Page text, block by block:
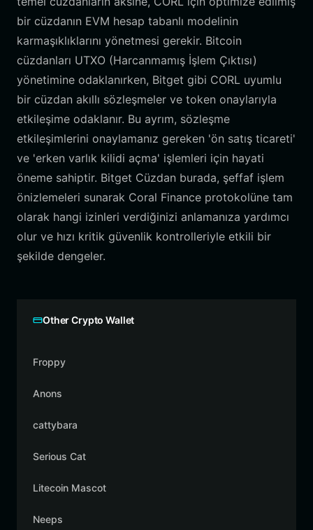
bir cüzdanın EVM hesap tabanlı modelinin
karmaşıklıklarını yönetmesi gerekir. Bitcoin
cüzdanları UTXO (Harcanmamış İşlem Çıktısı)
yönetimine odaklanırken, Bitget gibi CORL uyumlu
bir cüzdan akıllı sözleşmeler ve token onaylarıyla
etkileşime odaklanır. Bu ayrım, sözleşme
etkileşimlerini onaylamanız gereken 'ön satış ticareti'
ve 'erken varlık kilidi açma' işlemleri için hayati
öneme sahiptir. Bitget Cüzdan burada, şeffaf işlem
önizlemeleri sunarak Coral Finance protokolüne tam
olarak hangi izinleri verdiğinizi anlamanıza yardımcı
olur ve hızı kritik güvenlik kontrolleriyle etkili bir
şekilde dengeler.
Other Crypto Wallet
Froppy
Anons
cattybara
Serious Cat
Litecoin Mascot
Neeps